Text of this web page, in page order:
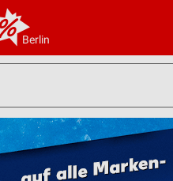
Berlin